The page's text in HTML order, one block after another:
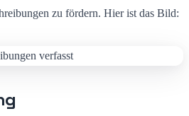
zu fördern. Hier ist das Bild: